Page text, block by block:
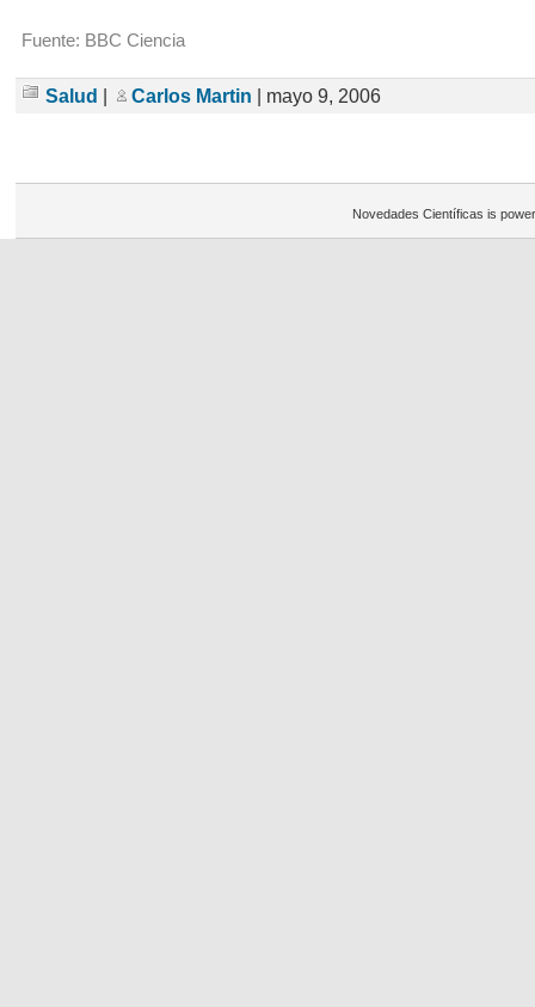
Fuente: BBC Ciencia
Salud Carlos Martin | mayo 9, 2006
Novedades Científicas is